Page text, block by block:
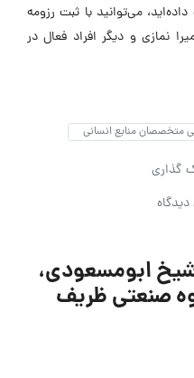
می‌توانید با ثبت رزومه
نمازی و دیگر افراد فعال در
متخصصان منابع انسانی
گذاری
شیخ ابومسعودی،
صنعتی ظریف